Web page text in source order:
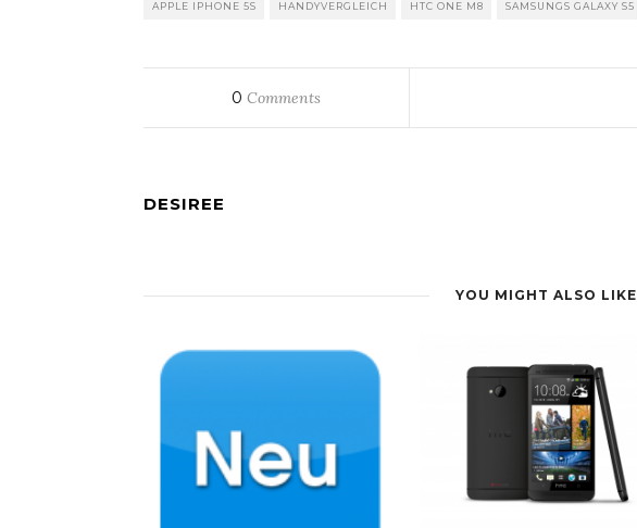
APPLE IPHONE 5S HANDYVERGLEICH HTC ONE M8 SAMSUNGS GALAXY S5
0 Comments
DESIREE
YOU MIGHT ALSO LIKE